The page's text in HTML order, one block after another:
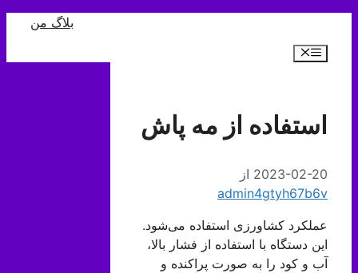
بلاگ من
فهرست
استفاده از مه پاش
2023-02-20 از
admin4gtyh67b6v
عملکرد کشاورزی استفاده می‌شود.
این دستگاه با استفاده از فشار بالا،
آب و کود را به صورت پراکنده و